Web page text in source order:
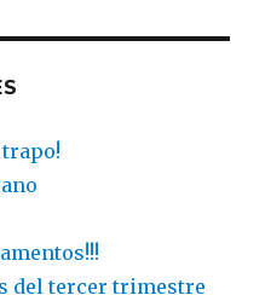
del tercer trimestre